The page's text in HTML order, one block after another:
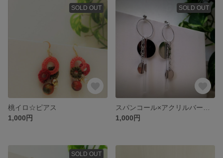
SOLD OUT
桃イロ☆ピアス
1,000円
SOLD OUT
1,000円
SOLD OUT